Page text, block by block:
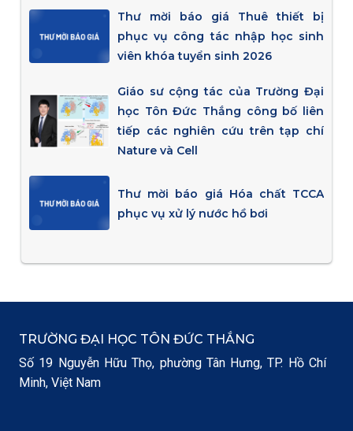
Thư mời báo giá Thuê thiết bị
phục vụ công tác nhập học sinh
viên khóa tuyển sinh 2026
Giáo sư cộng tác của Trường Đại
học Tôn Đức Thắng công bố liên
tiếp các nghiên cứu trên tạp chí
Nature và Cell
Thư mời báo giá Hóa chất TCCA
phục vụ xử lý nước hồ bơi
TRƯỜNG ĐẠI HỌC TÔN ĐỨC THẮNG
Số 19 Nguyễn Hữu Thọ, phường Tân Hưng, TP. Hồ Chí
Minh, Việt Nam